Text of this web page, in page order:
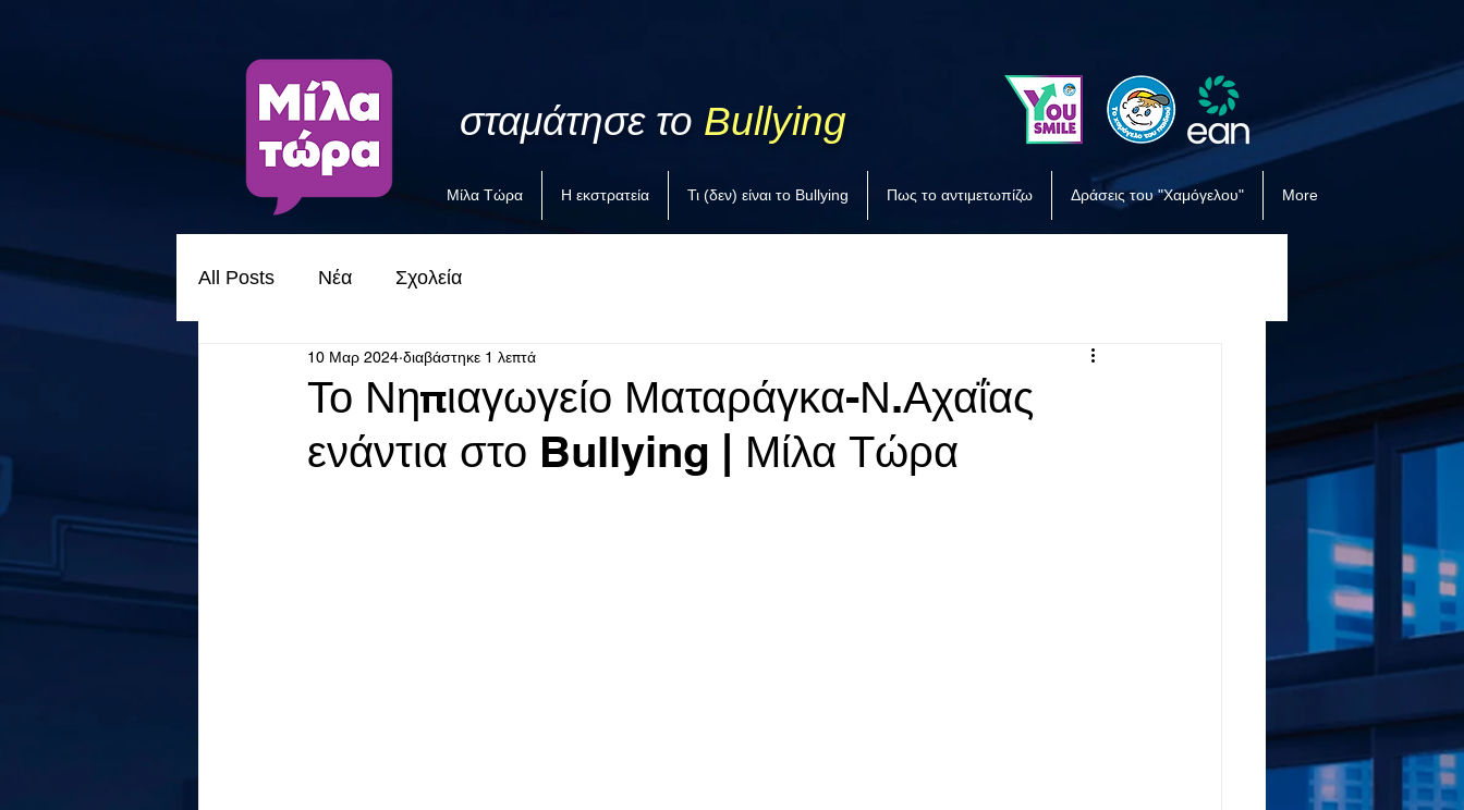
σταμάτησε το Bullying
Μίλα Τώρα Η εκστρατεία Τι (δεν) είναι το Bullying Πως το αντιμετωπίζω Δράσεις του "Χαμόγελου" More
All Posts Νέα Σχολεία
Το Νηπιαγωγείο Ματαράγκα-Ν.Αχαΐας
ενάντια στο Bullying | Μίλα Τώρα
10 Μαρ 2024 διαβάστηκε 1 λεπτά